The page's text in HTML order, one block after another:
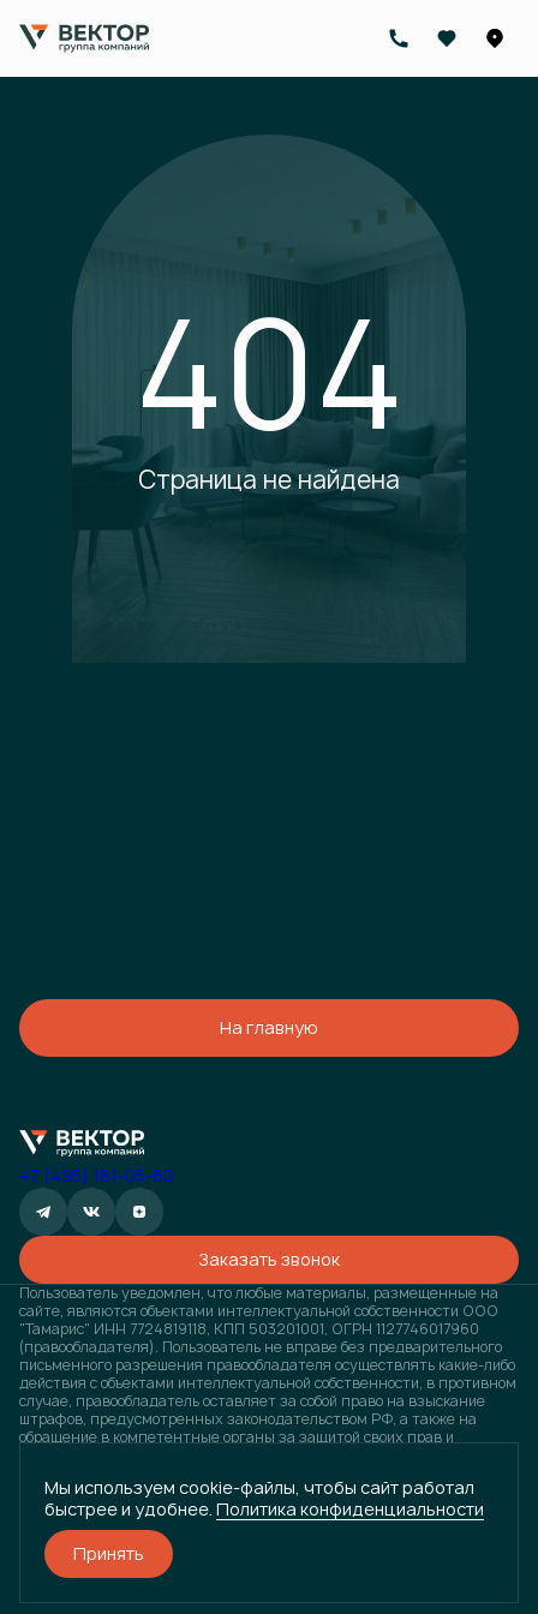
404
Страница не найдена
На главную
+7 (495) 181-05-60
Заказать звонок
Пользователь уведомлен, что любые материалы, размещенные на
сайте, являются объектами интеллектуальной собственности ООО
"Тамарис" ИНН 7724819118, КПП 503201001, ОГРН 1127746017960
(правообладателя). Пользователь не вправе без предварительного
письменного разрешения правообладателя осуществлять какие-либо
действия с объектами интеллектуальной собственности, в противном
случае, правообладатель оставляет за собой право на взыскание
штрафов, предусмотренных законодательством РФ, а также на
обращение в компетентные органы за защитой своих прав и
при каких условиях не является публичной офертой, определяемой
положениями статьи 437 ГК РФ. Визуализация проектов
предварительная, возможны изменения.
Разработано
ГРУППА КОМПАНИЙ «ВЕКТОР»
Мы используем cookie-файлы, чтобы сайт работал
быстрее и удобнее. Политика конфиденциальности
Принять